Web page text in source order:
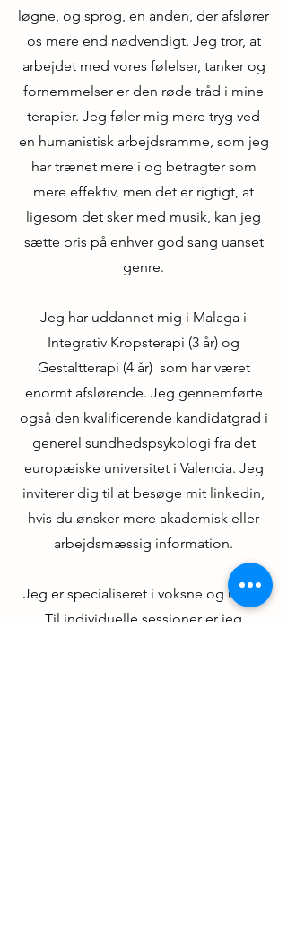
løgne, og sprog, en anden, der afslører
os mere end nødvendigt. Jeg tror, at
arbejdet med vores følelser, tanker og
fornemmelser er den røde tråd i mine
terapier. Jeg føler mig mere tryg ved
en humanistisk arbejdsramme, som jeg
har trænet mere i og betragter som
mere effektiv, men det er rigtigt, at
ligesom det sker med musik, kan jeg
sætte pris på enhver god sang uanset
genre.
Jeg har uddannet mig i Malaga i
Integrativ Kropsterapi (3 år) og
Gestaltterapi (4 år) som har været
enormt afslørende. Jeg gennemførte
også den kvalificerende kandidatgrad i
generel sundhedspsykologi fra det
europæiske universitet i Valencia. Jeg
inviterer dig til at besøge mit linkedin,
hvis du ønsker mere akademisk eller
arbejdsmæssig information.
Jeg er specialiseret i voksne og unge.
Til individuelle sessioner er jeg